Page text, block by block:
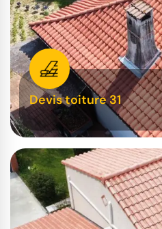
Devis toiture 31